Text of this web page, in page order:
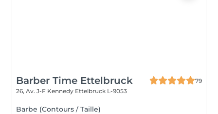
Barber Time Ettelbruck
79
26, Av. J-F Kennedy Ettelbruck L-9053
Barbe (Contours / Taille)